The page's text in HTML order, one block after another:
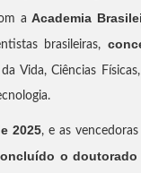
aAcademia
brasileiras,
Vida, Ciências
2025, e as
o doutorado